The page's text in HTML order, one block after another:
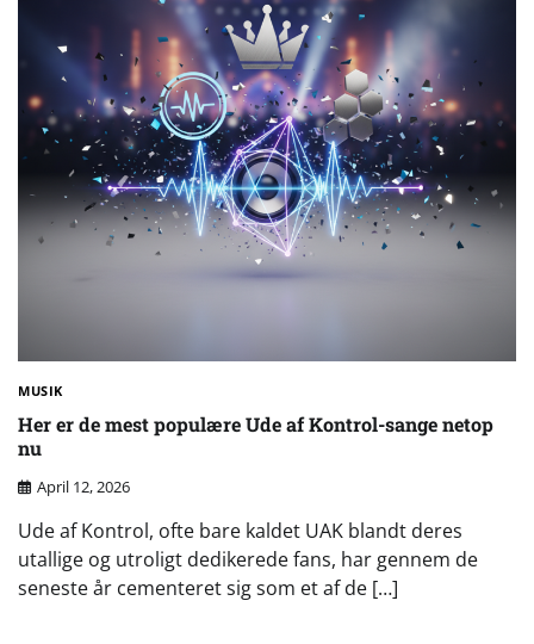
MUSIK
Her er de mest populære Ude af Kontrol-sange netop
nu
April 12, 2026
Ude af Kontrol, ofte bare kaldet UAK blandt deres
utallige og utroligt dedikerede fans, har gennem de
seneste år cementeret sig som et af de […]